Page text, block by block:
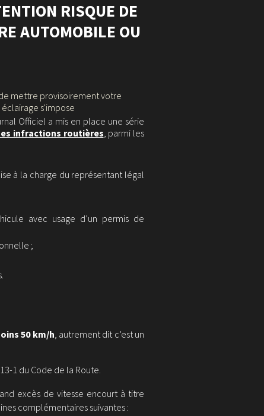
RISQUE DE
AUTOMOBILE OU
mettre provisoirement votre
s'impose
Officiel a mis en place une série
infractions routières, parmi les
à la charge du représentant légal
avec usage d’un permis de
;
50 km/h , autrement dit c’est un
1 du Code de la Route.
excès de vitesse encourt à titre
complémentaires suivantes :